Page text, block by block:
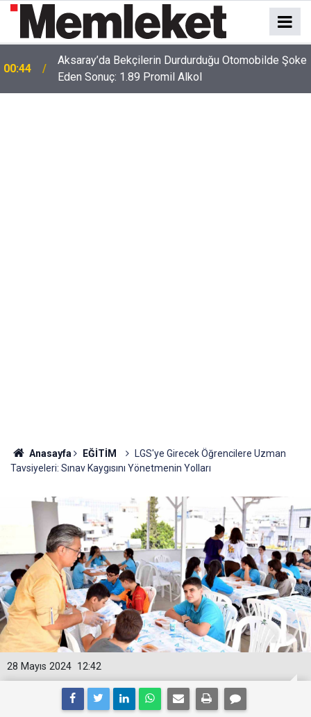
00:44
Aksaray’da Bekçilerin Durdurduğu Otomobilde Şoke
Eden Sonuç: 1.89 Promil Alkol
00:41 Polatlı-Haymana-Konya hattı bölünmüş yol oluyor
Anasayfa EĞİTİM
LGS'ye Girecek Öğrencilere Uzman
Tavsiyeleri: Sınav Kaygısını Yönetmenin Yolları
12:42
28 Mayıs 2024